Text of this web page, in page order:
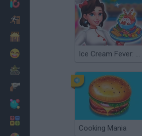
Ice Cream Fever: Cooking Game
Cooking Mania